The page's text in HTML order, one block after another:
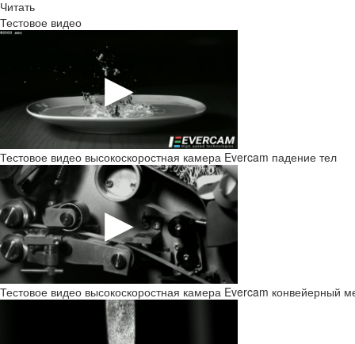
Читать
Тестовое видео
Тестовое видео высокоскоростная камера Evercam падение тел
Тестовое видео высокоскоростная камера Evercam конвейерный